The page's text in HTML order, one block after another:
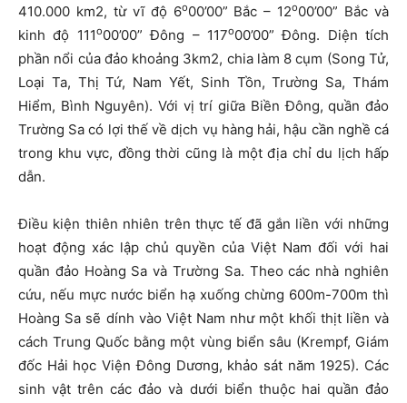
410.000 km2, từ vĩ độ 6o00’00” Bắc – 12o00’00” Bắc và
kinh độ 111o00’00” Đông – 117o00’00” Đông. Diện tích
phần nổi của đảo khoảng 3km2, chia làm 8 cụm (Song Tử,
Loại Ta, Thị Tứ, Nam Yết, Sinh Tồn, Trường Sa, Thám
Hiểm, Bình Nguyên). Với vị trí giữa Biền Đông, quần đảo
Trường Sa có lợi thế về dịch vụ hàng hải, hậu cần nghề cá
trong khu vực, đồng thời cũng là một địa chỉ du lịch hấp
dẫn.
Điều kiện thiên nhiên trên thực tế đã gắn liền với những
hoạt động xác lập chủ quyền của Việt Nam đối với hai
quần đảo Hoàng Sa và Trường Sa. Theo các nhà nghiên
cứu, nếu mực nước biển hạ xuống chừng 600m-700m thì
Hoàng Sa sẽ dính vào Việt Nam như một khối thịt liền và
cách Trung Quốc bằng một vùng biển sâu (Krempf, Giám
đốc Hải học Viện Đông Dương, khảo sát năm 1925). Các
sinh vật trên các đảo và dưới biển thuộc hai quần đảo